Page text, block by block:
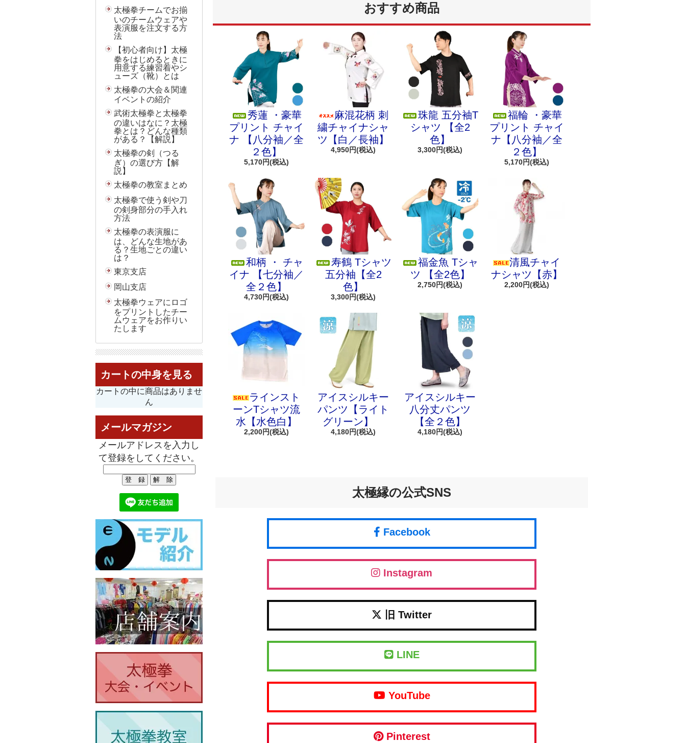
太極拳チームでお揃
いのチームウェアや
表演服を注文する方
法
【初心者向け】太極
拳をはじめるときに
用意する練習着やシ
ューズ（靴）とは
太極拳の大会＆関連
イベントの紹介
武術太極拳と太極拳
の違いはなに？太極
拳とは？どんな種類
がある？【解説】
太極拳の剣（つる
ぎ）の選び方【解
説】
太極拳の教室まとめ
太極拳で使う剣や刀
の剣身部分の手入れ
方法
太極拳の表演服に
は、どんな生地があ
る？生地ごとの違い
は？
東京支店
岡山支店
太極拳ウェアにロゴ
をプリントしたチー
ムウェアをお作りい
たします
カートの中身を見る
カートの中に商品はありませ
ん
メールマガジン
メールアドレスを入力し
て登録をしてください。
おすすめ商品
秀蓮 ・豪華
プリント チャイ
ナ 【八分袖／全
２色】
5,170円(税込)
麻混花柄 刺
繍チャイナシャ
ツ【白／長袖】
4,950円(税込)
珠龍 五分袖T
シャツ 【全2
色】
3,300円(税込)
福輪 ・豪華
プリント チャイ
ナ【八分袖／全
２色】
5,170円(税込)
和柄 ・ チャ
イナ 【七分袖／
全２色】
4,730円(税込)
寿鶴 Tシャツ
五分袖【全2
色】
3,300円(税込)
福金魚 Tシャ
ツ 【全2色】
2,750円(税込)
清風チャイ
ナシャツ【赤】
2,200円(税込)
ラインスト
ーンTシャツ流
水【水色白】
2,200円(税込)
アイスシルキー
パンツ【ライト
グリーン】
4,180円(税込)
アイスシルキー
八分丈パンツ
【全２色】
4,180円(税込)
太極縁の公式SNS
Facebook
Instagram
旧 Twitter
LINE
YouTube
Pinterest